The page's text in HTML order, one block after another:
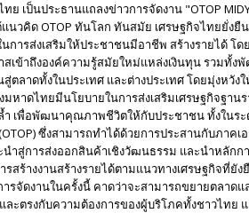
เป็นประธานแถลงข่าวการจัดงาน "OTOP
วคิด OTOP ทันโลก ทันสมัย เศรษฐกิจไทยยั่งยื
การส่งเสริมให้ประชาชนมีอาชีพ สร้างรายได้ โด
ข้าถึงองค์ความรู้สมัยใหม่แหล่งเงินทุน รวมทั้ง
ลาดทั้งในประเทศ และต่างประเทศ โดยมุ่งหวัง
หาดไทยมีนโยบายในการส่งเสริมเศรษฐกิจฐาน
ำ เพื่อพัฒนาคุณภาพชีวิตให้กับประชาชน ทั้งในร
ซึ่งสามารถทำได้ด้วยการประสานกับภาคเ
ำสู่การส่งออกสินค้าเชิงวัฒนธรรม และนำหลักก
ร้างงานสร้างรายได้ตามแนวทางเศรษฐกิจที่ยัง
รจัดงานในครั้งนี้ คาดว่าจะสามารถขยายตลาดแ
ตรงกับความต้องการของผู้บริโภคทั้งชาวไทย แ